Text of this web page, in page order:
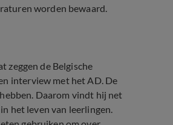
worden bewaard.
zeggen de Belgische
interview met het AD. De
Daarom vindt hij net
het leven van leerlingen.